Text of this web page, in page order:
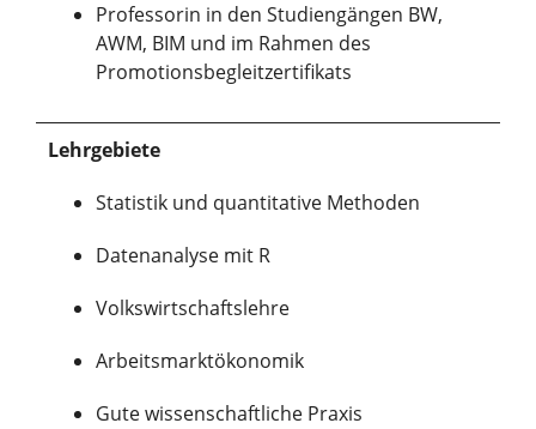
Professorin in den Studiengängen BW,
AWM, BIM und im Rahmen des
Promotionsbegleitzertifikats
Lehrgebiete
Statistik und quantitative Methoden
Datenanalyse mit R
Volkswirtschaftslehre
Arbeitsmarktökonomik
Gute wissenschaftliche Praxis